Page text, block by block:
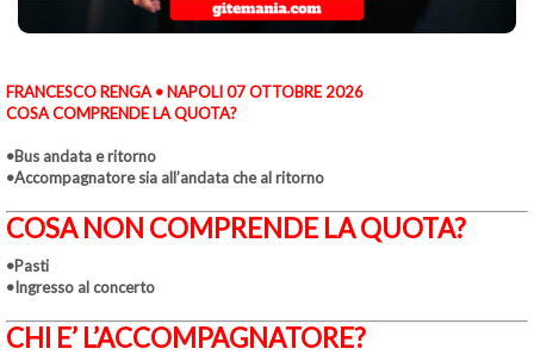
FRANCESCO RENGA • NAPOLI 07 OTTOBRE 2026
COSA COMPRENDE LA QUOTA?
•Bus andata e ritorno
•Accompagnatore sia all’andata che al ritorno
COSA NON COMPRENDE LA QUOTA?
•Pasti
•Ingresso al concerto
CHI E’ L’ACCOMPAGNATORE?